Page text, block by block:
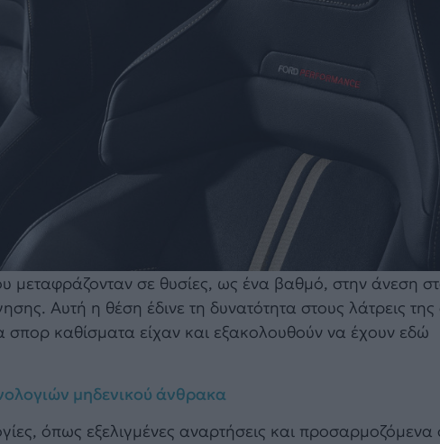
μεταφράζονταν σε θυσίες, ως ένα βαθμό, στην άνεση
Αυτή η θέση έδινε τη δυνατότητα στους λάτρεις της
καθίσματα είχαν και εξακολουθούν να έχουν εδώ
μηδενικού άνθρακα
όπως εξελιγμένες αναρτήσεις και